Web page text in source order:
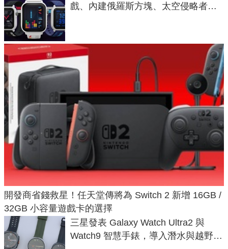
戲、內建俄羅斯方塊、太空侵略者，
開發商省錢救星！任天堂傳將為 Switch 2 新增 16GB /
32GB 小容量遊戲卡的選擇
三星發表 Galaxy Watch Ultra2 與
Watch9 智慧手錶，導入潛水與越野跑